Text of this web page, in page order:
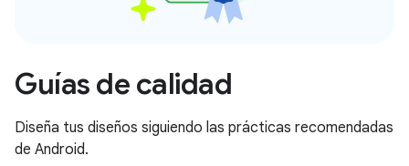
Guías de calidad
Diseña tus diseños siguiendo las prácticas recomendadas
de Android.